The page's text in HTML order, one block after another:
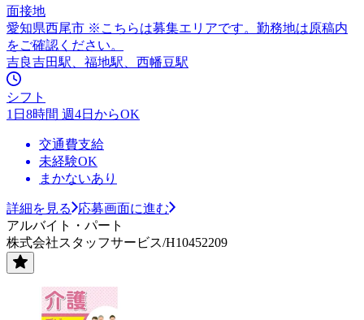
面接地
愛知県西尾市 ※こちらは募集エリアです。勤務地は原稿内
をご確認ください。
吉良吉田駅、福地駅、西幡豆駅
シフト
1日8時間 週4日からOK
交通費支給
未経験OK
まかないあり
詳細を見る
応募画面に進む
アルバイト・パート
株式会社スタッフサービス/H10452209